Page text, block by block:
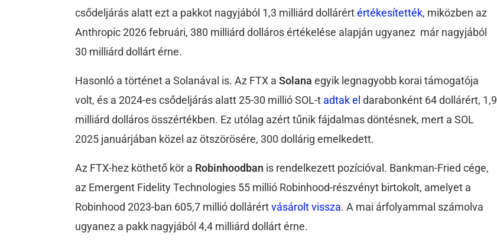
csődeljárás alatt ezt a pakkot nagyjából 1,3 milliárd dollárértértékesítették, miközben az
Anthropic 2026 februári, 380 milliárd dolláros értékelése alapján ugyanez már nagyjából
30 milliárd dollárt érne.
Hasonló a történet a Solanával is. Az FTX aSolana egyik legnagyobb korai támogatója
volt, és a 2024-es csődeljárás alatt 25-30 millió SOL-t adtak el darabonként 64 dollárért, 1,9
milliárd dolláros összértékben. Ez utólag azért tűnik fájdalmas döntésnek, mert a SOL
2025 januárjában közel az ötszörösére, 300 dollárig emelkedett.
Az FTX-hez köthető kör a Robinhoodban is rendelkezett pozícióval. Bankman-Fried cége,
az Emergent Fidelity Technologies 55 millió Robinhood-részvényt birtokolt, amelyet a
Robinhood 2023-ban 605,7 millió dollárértvásárolt vissza. A mai árfolyammal számolva
ugyanez a pakk nagyjából 4,4 milliárd dollárt érne.